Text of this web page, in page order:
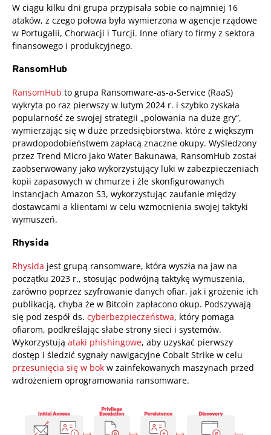
W ciągu kilku dni grupa przypisała sobie co najmniej 16
ataków, z czego połowa była wymierzona w agencje rządowe
w Portugalii, Chorwacji i Turcji. Inne ofiary to firmy z sektora
finansowego i produkcyjnego.
RansomHub
RansomHub to grupa Ransomware-as-a-Service (RaaS)
wykryta po raz pierwszy w lutym 2024 r. i szybko zyskała
popularność ze swojej strategii „polowania na duże gry”,
wymierzając się w duże przedsiębiorstwa, które z większym
prawdopodobieństwem zapłacą znaczne okupy. Wyśledzony
przez Trend Micro jako Water Bakunawa, RansomHub został
zaobserwowany jako wykorzystujący luki w zabezpieczeniach
kopii zapasowych w chmurze i źle skonfigurowanych
instancjach Amazon S3, wykorzystując zaufanie między
dostawcami a klientami w celu wzmocnienia swojej taktyki
wymuszeń.
Rhysida
Rhysida jest grupą ransomware, która wyszła na jaw na
początku 2023 r., stosując podwójną taktykę wymuszenia,
zarówno poprzez szyfrowanie danych ofiar, jak i grożenie ich
publikacją, chyba że w Bitcoin zapłacono okup. Podszywają
się pod zespół ds. cyberbezpieczeństwa, który pomaga
ofiarom, podkreślając słabe strony sieci i systemów.
Wykorzystują ataki phishingowe, aby uzyskać pierwszy
dostęp i śledzić sygnały nawigacyjne Cobalt Strike w celu
przesunięcia się w bok w zainfekowanych maszynach przed
wdrożeniem oprogramowania ransomware.